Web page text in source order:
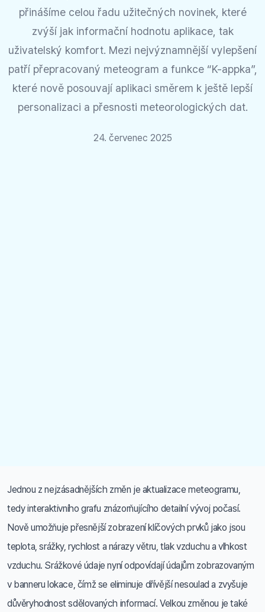
přinášíme celou řadu užitečných novinek, které
zvýší jak informační hodnotu aplikace, tak
uživatelský komfort. Mezi nejvýznamnější vylepšení
patří přepracovaný meteogram a funkce “K-appka”,
které nově posouvají aplikaci směrem k ještě lepší
personalizaci a přesnosti meteorologických dat.
24. červenec 2025
Jednou z nejzásadnějších změn je aktualizace meteogramu,
tedy interaktivního grafu znázorňujícího detailní vývoj počasí.
Nově umožňuje přesnější zobrazení klíčových prvků jako jsou
teplota, srážky, rychlost a nárazy větru, tlak vzduchu a vlhkost
vzduchu. Srážkové údaje nyní odpovídají údajům zobrazovaným
v banneru lokace, čímž se eliminuje dřívější nesoulad a zvyšuje
důvěryhodnost sdělovaných informací. Velkou změnou je také